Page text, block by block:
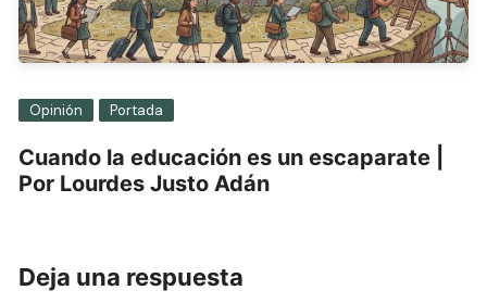
Opinión Portada
Cuando la educación es un escaparate |
Por Lourdes Justo Adán
Deja una respuesta